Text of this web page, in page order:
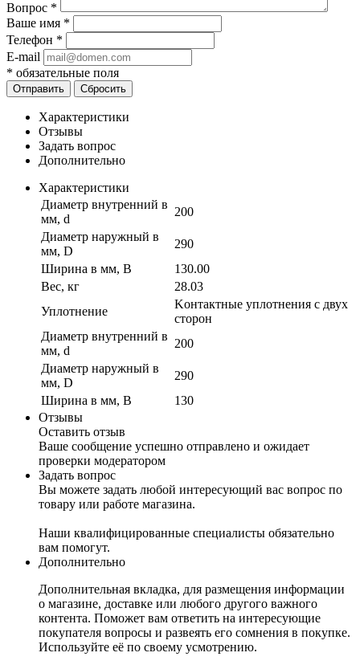
Вопрос *
Ваше имя *
Телефон *
E-mail
* обязательные поля
Отправить Сбросить
Характеристики
Отзывы
Задать вопрос
Дополнительно
Характеристики
Диаметр внутренний в
мм, d
200
Диаметр наружный в
мм, D
290
Ширина в мм, B
130.00
Вес, кг
28.03
Уплотнение
Kонтактные уплотнения с двух
сторон
Диаметр внутренний в
мм, d
200
Диаметр наружный в
мм, D
290
Ширина в мм, B
130
Отзывы
Оставить отзыв
Ваше сообщение успешно отправлено и ожидает
проверки модератором
Задать вопрос
Вы можете задать любой интересующий вас вопрос по
товару или работе магазина.
Наши квалифицированные специалисты обязательно
вам помогут.
Дополнительно
Дополнительная вкладка, для размещения информации
о магазине, доставке или любого другого важного
контента. Поможет вам ответить на интересующие
покупателя вопросы и развеять его сомнения в покупке.
Используйте её по своему усмотрению.